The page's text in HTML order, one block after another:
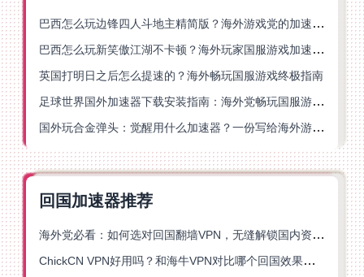
巴西怎么玩边锋四人斗地主精简版？海外游戏党的加速器终极选择
巴西怎么玩新笑傲江湖不卡顿？海外玩家国服游戏加速终极指南（附猫和老鼠一梦江湖实测）
英国打明日之后怎么提速的？海外畅玩国服游戏终极指南
足球世界国外加速器下载安装指南：海外党畅玩国服游戏的终极解决方案
国外玩合金弹头：觉醒用什么加速器？一份写给海外游子的畅玩指南
回国加速器推荐
海外党必看：如何选对回国翻墙VPN，无缝解锁国内资源？
ChickCN VPN好用吗？和海牛VPN对比哪个回国效果更好？